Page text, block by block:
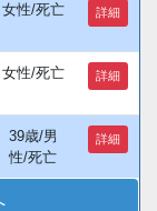
女性/死亡 詳細
女性/死亡 詳細
39歳/男
性/死亡
詳細